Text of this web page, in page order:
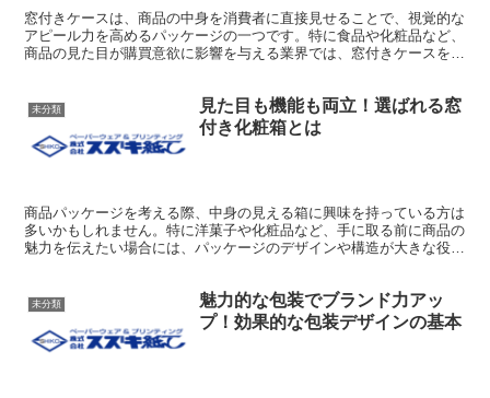
窓付きケースは、商品の中身を消費者に直接見せることで、視覚的な
アピール力を高めるパッケージの一つです。特に食品や化粧品など、
商品の見た目が購買意欲に影響を与える業界では、窓付きケースを採
未分類
見た目も機能も両立！選ばれる窓
付き化粧箱とは
商品パッケージを考える際、中身の見える箱に興味を持っている方は
多いかもしれません。特に洋菓子や化粧品など、手に取る前に商品の
魅力を伝えたい場合には、パッケージのデザインや構造が大きな役割
未分類
魅力的な包装でブランド力アッ
プ！効果的な包装デザインの基本